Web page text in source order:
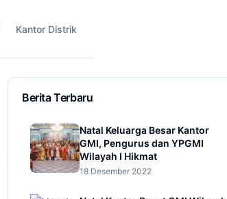
Kantor Distrik
Berita Terbaru
Natal Keluarga Besar Kantor
GMI, Pengurus dan YPGMI
Wilayah I Hikmat
18 Desember 2022